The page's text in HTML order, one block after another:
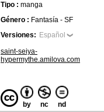
Tipo : manga
Género : Fantasía - SF
Versiones: Español
saint-seiya-
hypermythe.amilova.com
by nc nd